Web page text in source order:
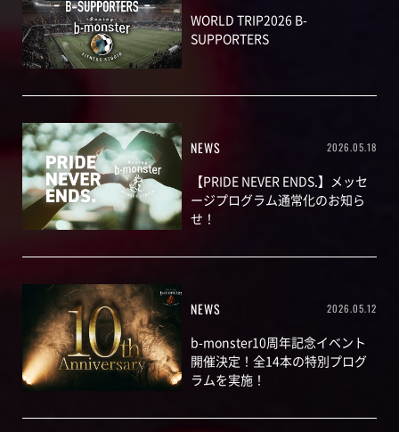
WORLD TRIP2026 B-
SUPPORTERS
NEWS 2026.05.18
【PRIDE NEVER ENDS.】メッセ
ージプログラム通常化のお知ら
せ！
NEWS 2026.05.12
b-monster10周年記念イベント
開催決定！全14本の特別プログ
ラムを実施！